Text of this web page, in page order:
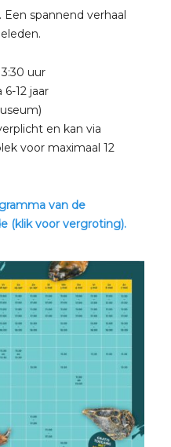
spannend verhaal
uur
12 jaar
en kan via
voor maximaal 12
van de
(klik voor vergroting).